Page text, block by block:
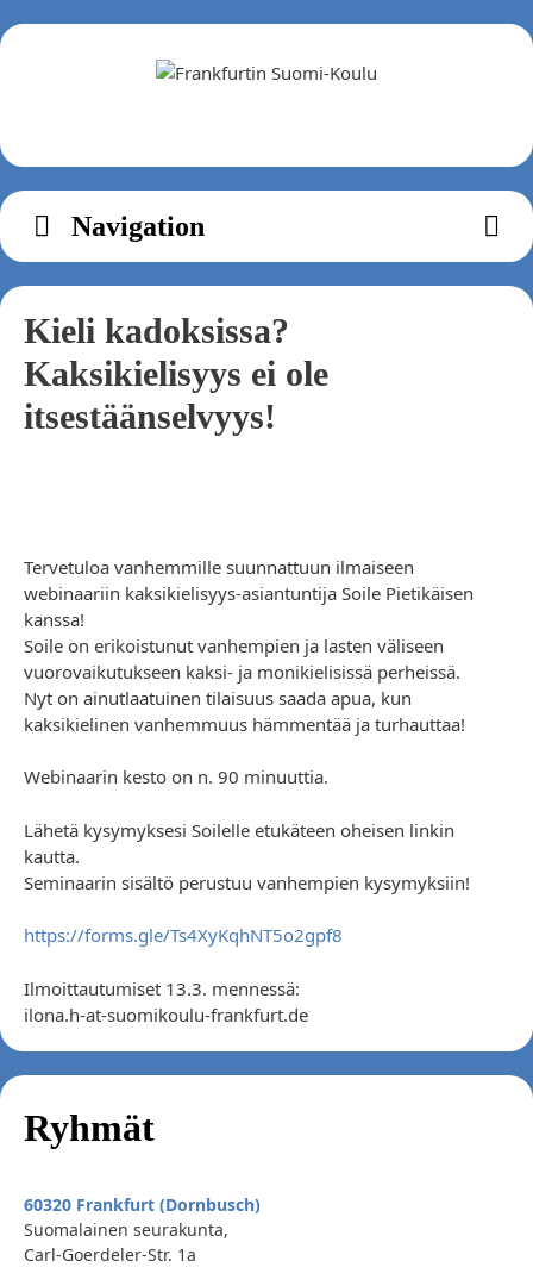
Zum
Navigation
Kieli kadoksissa?
Kaksikielisyys ei ole
itsestäänselvyys!
Tervetuloa vanhemmille suunnattuun ilmaiseen
webinaariin kaksikielisyys-asiantuntija Soile Pietikäisen
kanssa!
Soile on erikoistunut vanhempien ja lasten väliseen
vuorovaikutukseen kaksi- ja monikielisissä perheissä.
Nyt on ainutlaatuinen tilaisuus saada apua, kun
kaksikielinen vanhemmuus hämmentää ja turhauttaa!
Webinaarin kesto on n. 90 minuuttia.
Lähetä kysymyksesi Soilelle etukäteen oheisen linkin
kautta.
Seminaarin sisältö perustuu vanhempien kysymyksiin!
https://forms.gle/Ts4XyKqhNT5o2gpf8
Ilmoittautumiset 13.3. mennessä:
ilona.h-at-suomikoulu-frankfurt.de
Ryhmät
60320 Frankfurt (Dornbusch)
Suomalainen seurakunta,
Carl-Goerdeler-Str. 1a